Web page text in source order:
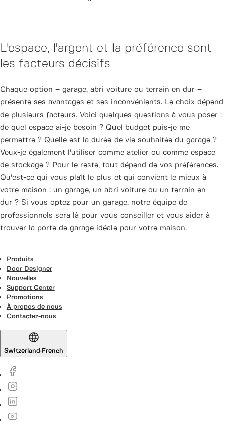
L'espace, l'argent et la préférence sont
les facteurs décisifs
Chaque option – garage, abri voiture ou terrain en dur –
présente ses avantages et ses inconvénients. Le choix dépend
de plusieurs facteurs. Voici quelques questions à vous poser :
de quel espace ai-je besoin ? Quel budget puis-je me
permettre ? Quelle est la durée de vie souhaitée du garage ?
Veux-je également l'utiliser comme atelier ou comme espace
de stockage ? Pour le reste, tout dépend de vos préférences.
Qu'est-ce qui vous plaît le plus et qui convient le mieux à
votre maison : un garage, un abri voiture ou un terrain en
dur ? Si vous optez pour un garage, notre équipe de
professionnels sera là pour vous conseiller et vous aider à
trouver la porte de garage idéale pour votre maison.
Produits
Door Designer
Nouvelles
Support Center
Promotions
À propos de nous
Contactez-nous
Switzerland·French